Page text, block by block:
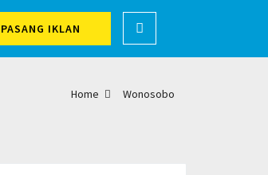
PASANG IKLAN
Home Wonosobo